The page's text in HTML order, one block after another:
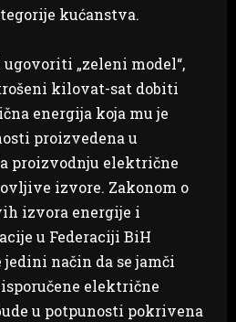
kućanstva.
„zeleni model“,
kilovat-sat dobiti
energija koja mu je
proizvedena u
proizvodnju električne
izvore. Zakonom o
izvora energije i
u Federaciji BiH
način da se jamči
električne
u potpunosti pokrivena